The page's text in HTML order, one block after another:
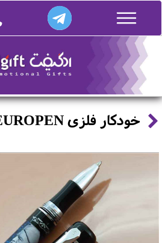
خودکار فلزی EUROPEN مدل فردوسی